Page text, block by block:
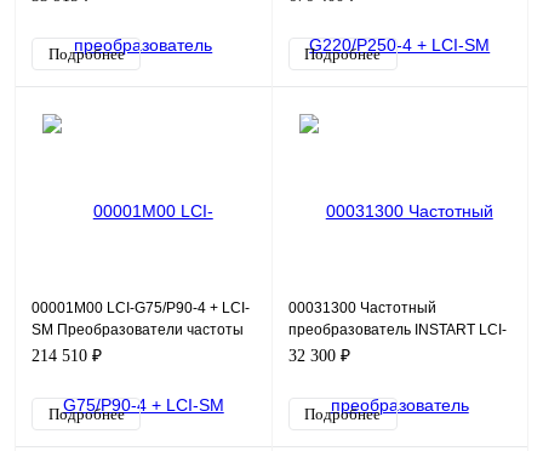
Подробнее Подробнее
00001M00 LCI-G75/P90-4 + LCI-
SM Преобразователи частоты
серии LCI для синхронных
214 510 ₽
Подробнее
00031300 Частотный
преобразователь INSTART LCI-
G0.75-3, 220В, 0,75кВт, 2,5А
32 300 ₽
Подробнее